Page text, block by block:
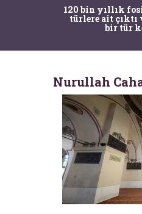
Bir torba
şaşkına
Nurullah